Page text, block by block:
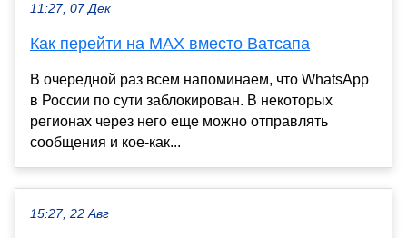
11:27, 07 Дек
Как перейти на MAX вместо Ватсапа
В очередной раз всем напоминаем, что WhatsApp
в России по сути заблокирован. В некоторых
регионах через него еще можно отправлять
сообщения и кое-как...
15:27, 22 Авг